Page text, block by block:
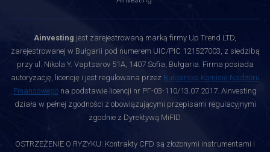
Ainvesting jest zarejestrowaną marką firmy Up Trend LTD,
zarejestrowanej w Bułgarii pod numerem UIC/PIC 121527003, z siedzibą
przy ul. Nikola Y. Vaptsarov 51A, 1407 Sofia, Bułgaria. Firma posiada
autoryzację, licencję i jest regulowana przez Bułgarską Komisję Nadzoru
Finansowego na podstawie licencji nr РГ-03-110/13.07.2017. Ainvesting
działa w pełnej zgodności z obowiązującymi przepisami regulacyjnymi
zgodnie z Dyrektywą MiFID.
OSTRZEŻENIE O RYZYKU: Kontrakty CFD są złożonymi instrumentami i